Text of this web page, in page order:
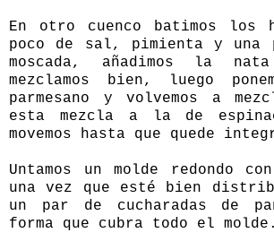
En otro cuenco batimos los
poco de sal, pimienta y una
moscada, añadimos la
mezclamos bien, luego
parmesano y volvemos a
esta mezcla a la de
movemos hasta que quede
Untamos un molde redondo
una vez que esté bien
un par de cucharadas de
forma que cubra todo el molde.